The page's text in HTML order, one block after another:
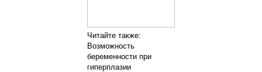
Читайте также:
Возможность
беременности при
гиперплазии